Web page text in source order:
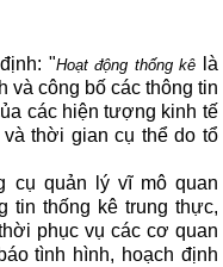
"Hoạt động thống kê là
và công bố các thông tin
các hiện tượng kinh tế
thời gian cụ thể do tổ
cụ quản lý vĩ mô quan
tin thống kê trung thực,
phục vụ các cơ quan
tình hình, hoạch định